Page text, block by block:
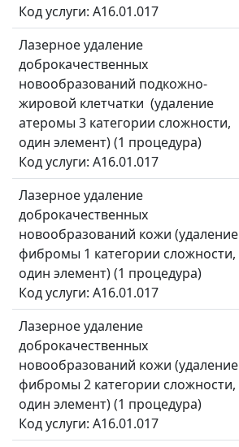
Код услуги: A16.01.017
Лазерное удаление
доброкачественных
новообразований подкожно-
жировой клетчатки (удаление
атеромы 3 категории сложности,
один элемент) (1 процедура)
Код услуги: A16.01.017
Лазерное удаление
доброкачественных
новообразований кожи (удаление
фибромы 1 категории сложности,
один элемент) (1 процедура)
Код услуги: A16.01.017
Лазерное удаление
доброкачественных
новообразований кожи (удаление
фибромы 2 категории сложности,
один элемент) (1 процедура)
Код услуги: A16.01.017